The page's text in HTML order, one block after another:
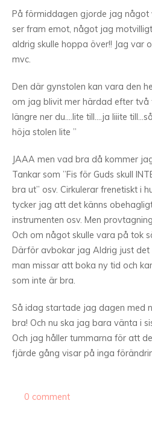
På förmiddagen gjorde jag
ser fram emot, något jag
aldrig skulle hoppa över!! Jag var
mvc.
Den där gynstolen kan vara den
om jag blivit mer härdad efter två
längre ner du….lite till….ja liiite
höja stolen lite ”
JAAA men vad bra då kommer
Tankar som ”Fis för Guds skull
bra ut” osv. Cirkulerar frenetiskt i
tycker jag att det känns
instrumenten osv. Men
Och om något skulle vara på tok
Därför avbokar jag Aldrig just
man missar att boka ny tid och
som inte är bra.
Så idag startade jag dagen med
bra! Och nu ska jag bara vänta i
Och jag håller tummarna för att
fjärde gång visar på inga
0 comment